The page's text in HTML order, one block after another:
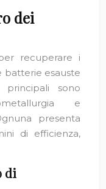
dei
recuperare i
batterie esauste
sono
e
presenta
di efficienza,
di